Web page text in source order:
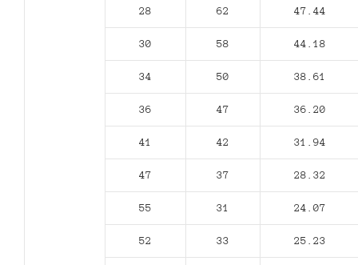
28 62 47.44
30 58 44.18
34 50 38.61
36 47 36.20
41 42 31.94
47 37 28.32
55 31 24.07
52 33 25.23